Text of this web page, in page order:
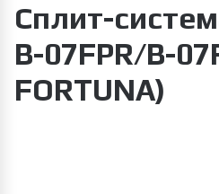
Сплит-
B-07FPR/B-
FORTUNA)